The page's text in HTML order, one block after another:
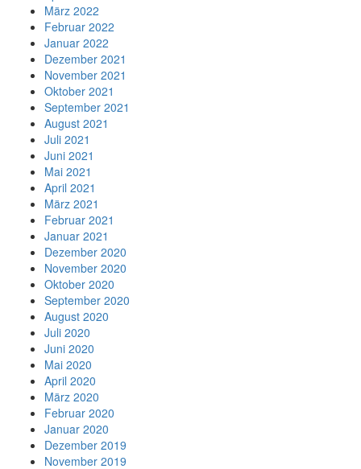
März 2022
Februar 2022
Januar 2022
Dezember 2021
November 2021
Oktober 2021
September 2021
August 2021
Juli 2021
Juni 2021
Mai 2021
April 2021
März 2021
Februar 2021
Januar 2021
Dezember 2020
November 2020
Oktober 2020
September 2020
August 2020
Juli 2020
Juni 2020
Mai 2020
April 2020
März 2020
Februar 2020
Januar 2020
Dezember 2019
November 2019